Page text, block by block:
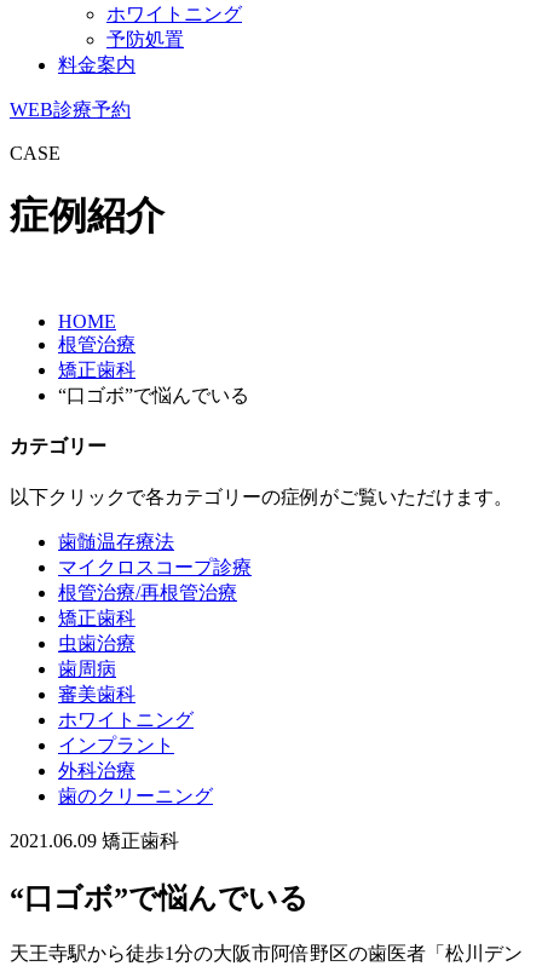
ホワイトニング
予防処置
料金案内
WEB診療予約
CASE
症例紹介
HOME
根管治療
矯正歯科
“口ゴボ”で悩んでいる
カテゴリー
以下クリックで各カテゴリーの症例がご覧いただけます。
歯髄温存療法
マイクロスコープ診療
根管治療/再根管治療
矯正歯科
虫歯治療
歯周病
審美歯科
ホワイトニング
インプラント
外科治療
歯のクリーニング
2021.06.09 矯正歯科
“口ゴボ”で悩んでいる
天王寺駅から徒歩1分の大阪市阿倍野区の歯医者「松川デン